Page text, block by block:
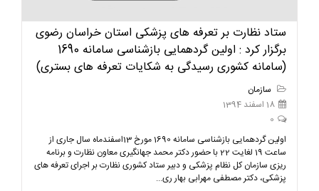
ستاد نظارت بر تعرفه های پزشکی استان خراسان رضوی
برگزار کرد : اولین گردهمایی بازشناسی سامانه 1690
(سامانه کشوری رسیدگی به شکایات تعرفه های بستری)
سازمان
18 اسفند 1394
0
اولین گردهمایی بازشناسی سامانه 1690 مورخ 13اسفندماه سال جاری از
ساعت 19 لغایت 22 با حضور دکتر محمد جهانگیری معاون نظارت و برنامه
ریزی سازمان کل نظام پزشکی و دبیر ستاد کشوری نظارت بر اجرای تعرفه های
پزشکی، دکتر مصطفی مهرابی بهار ری...